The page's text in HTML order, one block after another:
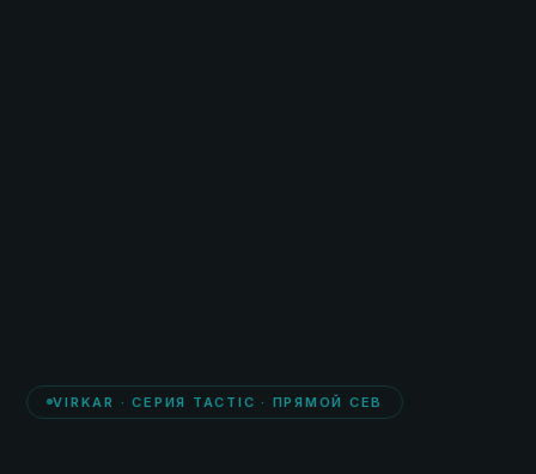
VIRKAR · СЕРИЯ TACTIC · ПРЯМОЙ СЕВ